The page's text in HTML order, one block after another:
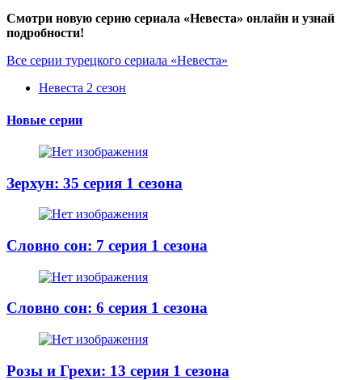
Смотри новую серию сериала «Невеста» онлайн и узнай
подробности!
Все серии турецкого сериала «Невеста»
Невеста 2 сезон
Новые серии
Зерхун: 35 серия 1 сезона
Словно сон: 7 серия 1 сезона
Словно сон: 6 серия 1 сезона
Розы и Грехи: 13 серия 1 сезона